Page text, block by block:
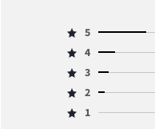
Beoordeling
5,
aantal
reviews
5
Beoordeling
4,
aantal
reviews
4
Beoordeling
3,
aantal
3
Beoordeling
2,
2
Beoordeling
1